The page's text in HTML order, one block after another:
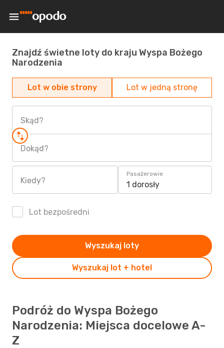
Znajdź świetne loty do kraju Wyspa Bożego
Narodzenia
Lot w obie strony Lot w jedną stronę
Skąd?
Dokąd?
Kiedy?
Pasażerowie
1 dorosły
Lot bezpośredni
Wyszukaj lot + hotel
Wyszukaj loty
Podróż do Wyspa Bożego
Narodzenia: Miejsca docelowe A-
Z